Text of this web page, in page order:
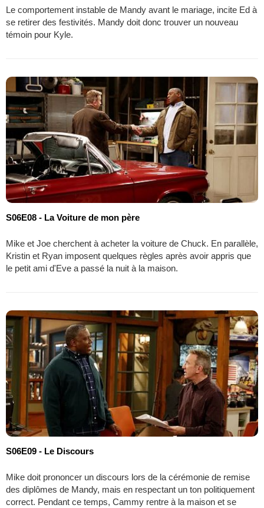
Le comportement instable de Mandy avant le mariage, incite Ed à
se retirer des festivités. Mandy doit donc trouver un nouveau
témoin pour Kyle.
S06E08 - La Voiture de mon père
Mike et Joe cherchent à acheter la voiture de Chuck. En parallèle,
Kristin et Ryan imposent quelques règles après avoir appris que
le petit ami d'Eve a passé la nuit à la maison.
S06E09 - Le Discours
Mike doit prononcer un discours lors de la cérémonie de remise
des diplômes de Mandy, mais en respectant un ton politiquement
correct. Pendant ce temps, Cammy rentre à la maison et se